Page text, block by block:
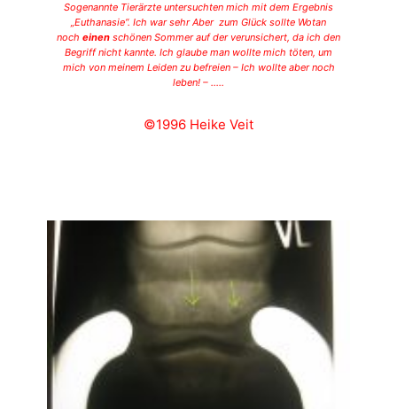
Sogenannte Tierärzte untersuchten mich mit dem Ergebnis
„Euthanasie“. Ich war sehr Aber zum Glück sollte Wotan
noch einen schönen Sommer auf der verunsichert, da ich den
Begriff nicht kannte. Ich glaube man wollte mich töten, um
mich von meinem Leiden zu befreien – Ich wollte aber noch
leben! – …..
©1996 Heike Veit